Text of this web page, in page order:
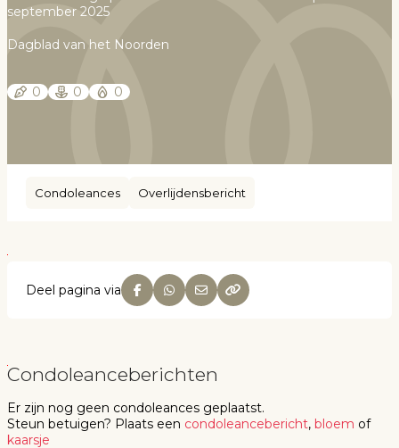
september 2025
Dagblad van het Noorden
0 0 0
Condoleances Overlijdensbericht
Deel pagina via
Condoleanceberichten
Er zijn nog geen condoleances geplaatst.
Steun betuigen? Plaats een condoleancebericht, bloem of
kaarsje